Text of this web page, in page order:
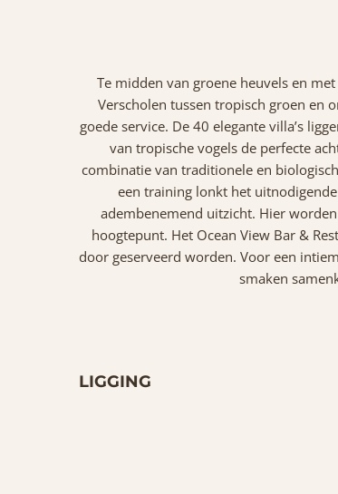
Te midden van groene heuvels en
Verscholen tussen tropisch groen en
goede service. De 40 elegante villa’s
van tropische vogels de perfecte
combinatie van traditionele en
een training lonkt het
adembenemend uitzicht. Hier
hoogtepunt. Het Ocean View Bar &
door geserveerd worden. Voor een
smaken
LIGGING